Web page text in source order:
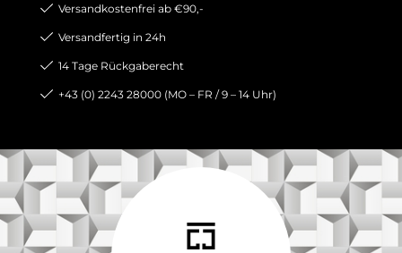
Versandkostenfrei ab €90,-
Versandfertig in 24h
14 Tage Rückgaberecht
+43 (0) 2243 28000 (MO – FR / 9 – 14 Uhr)